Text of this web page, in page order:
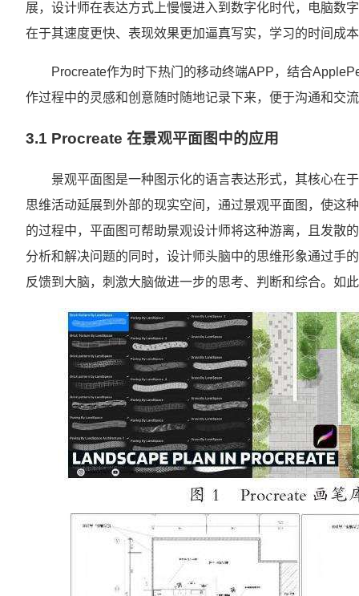
展，设计师在表达方式上慢慢进入到数字化时代，电脑数
在于其速度更快、表现效果更加逼真写实，学习的时间成
Procreate作为时下热门的移动终端APP，结合
作过程中的灵感和创意随时随地记录下来，便于沟通和交
3.1 Procreate 在景观平面图中的应用
景观平面图是一种图示化的语言表达形式，其核心在
思维活动延展到外部的现实空间，通过景观平面图，使这
的过程中，平面图可帮助景观设计师将这种游离，且发散
分析和解决问题的同时，设计师头脑中的思维形象通过手
反馈到大脑，刺激大脑做进一步的思考、判断和综合。如